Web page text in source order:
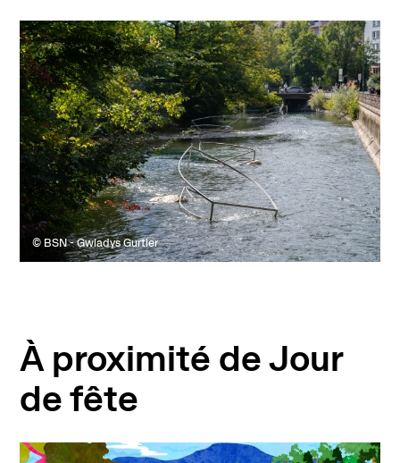
© BSN - Gwladys Gurtler
À proximité de Jour
de fête